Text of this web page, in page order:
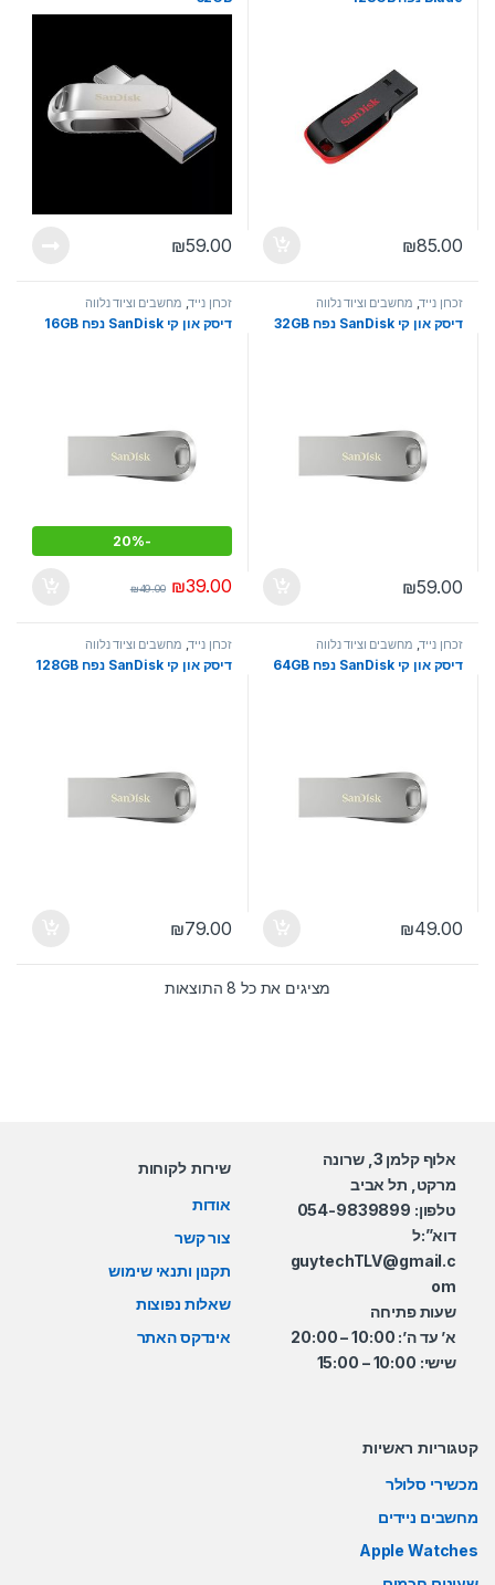
₪85.00
₪59.00
זכרון נייד, מחשבים וציוד נלווה
דיסק און קי SanDisk נפח 32GB
₪59.00
זכרון נייד, מחשבים וציוד נלווה
דיסק און קי SanDisk נפח 16GB
-
20%
₪39.00
₪49.00
זכרון נייד, מחשבים וציוד נלווה
דיסק און קי SanDisk נפח 64GB
₪49.00
זכרון נייד, מחשבים וציוד נלווה
דיסק און קי SanDisk נפח 128GB
₪79.00
מציגים את כל ⁦8⁩ התוצאות ממוין לפי הפריט העדכני
אלוף קלמן 3, שרונה
מרקט, תל אביב
טלפון: 054-9839899
דוא”:ל
guytechTLV@gmail.c
om
שעות פתיחה
א’ עד ה’: 10:00 – 20:00
שישי: 10:00 – 15:00
שירות לקוחות
אודות
צור קשר
תקנון ותנאי שימוש
שאלות נפוצות
אינדקס האתר
קטגוריות ראשיות
מכשירי סלולר
מחשבים ניידים
Apple Watches